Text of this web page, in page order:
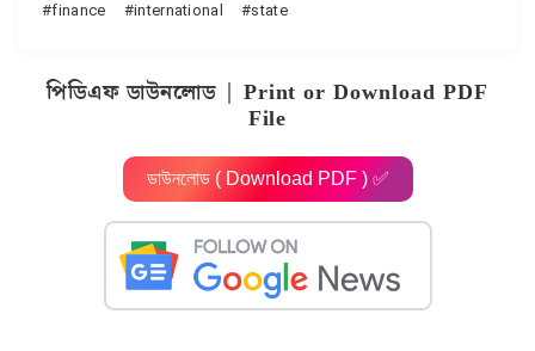
finance
international state
পিডিএফ ডাউনলোড | Print or Download PDF
File
ডাউনলোড ( Download PDF ) ✅